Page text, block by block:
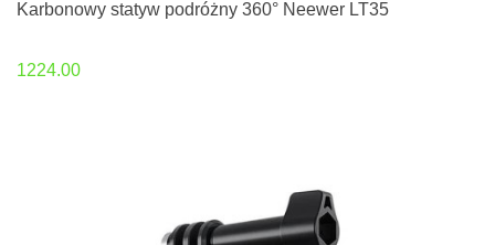
Karbonowy statyw podróżny 360° Neewer LT35
1224.00